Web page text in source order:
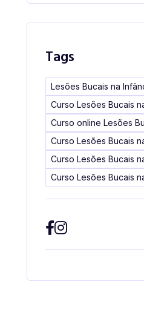
Tags
Lesões Bucais na
Curso Lesões Bucais
Curso online Lesões
Curso Lesões Bucais
Curso Lesões Bucais
Curso Lesões Bucais